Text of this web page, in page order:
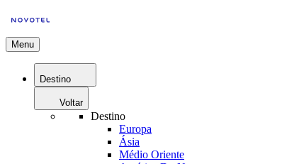
Menu
Destino
Voltar
Destino
Europa
Ásia
Médio Oriente